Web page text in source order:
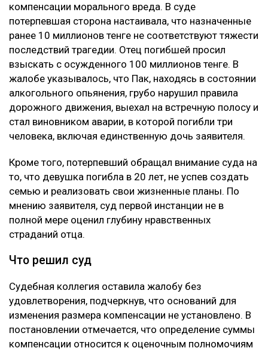
компенсации морального вреда. В суде
потерпевшая сторона настаивала, что назначенные
ранее 10 миллионов тенге не соответствуют тяжести
последствий трагедии. Отец погибшей просил
взыскать с осужденного 100 миллионов тенге. В
жалобе указывалось, что Пак, находясь в состоянии
алкогольного опьянения, грубо нарушил правила
дорожного движения, выехал на встречную полосу и
стал виновником аварии, в которой погибли три
человека, включая единственную дочь заявителя.
Кроме того, потерпевший обращал внимание суда на
то, что девушка погибла в 20 лет, не успев создать
семью и реализовать свои жизненные планы. По
мнению заявителя, суд первой инстанции не в
полной мере оценил глубину нравственных
страданий отца.
Что решил суд
Судебная коллегия оставила жалобу без
удовлетворения, подчеркнув, что оснований для
изменения размера компенсации не установлено. В
постановлении отмечается, что определение суммы
компенсации относится к оценочным полномочиям